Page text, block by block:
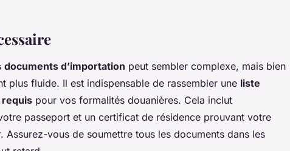
documents d’importation peut sembler complexe, mais bien
plus fluide. Il est indispensable de rassembler une liste
pour vos formalités douanières. Cela inclut
passeport et un certificat de résidence prouvant votre
Assurez-vous de soumettre tous les documents dans les